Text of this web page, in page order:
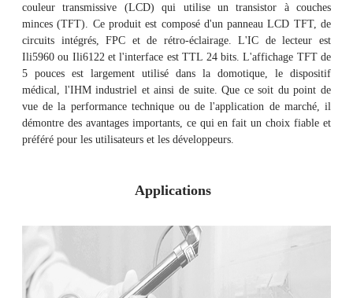
couleur transmissive (LCD) qui utilise un transistor à couches
minces (TFT). Ce produit est composé d'un panneau LCD TFT, de
circuits intégrés, FPC et de rétro-éclairage. L'IC de lecteur est
Ili5960 ou Ili6122 et l'interface est TTL 24 bits. L'affichage TFT de
5 pouces est largement utilisé dans la domotique, le dispositif
médical, l'IHM industriel et ainsi de suite. Que ce soit du point de
vue de la performance technique ou de l'application de marché, il
démontre des avantages importants, ce qui en fait un choix fiable et
préféré pour les utilisateurs et les développeurs.
Applications